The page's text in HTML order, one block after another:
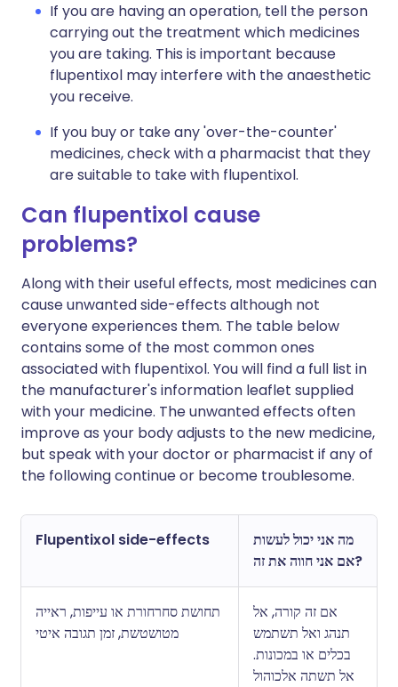
If you are having an operation, tell the person
carrying out the treatment which medicines
you are taking. This is important because
flupentixol may interfere with the anaesthetic
you receive.
If you buy or take any 'over-the-counter'
medicines, check with a pharmacist that they
are suitable to take with flupentixol.
Can flupentixol cause
problems?
Along with their useful effects, most medicines can
cause unwanted side-effects although not
everyone experiences them. The table below
contains some of the most common ones
associated with flupentixol. You will find a full list in
the manufacturer's information leaflet supplied
with your medicine. The unwanted effects often
improve as your body adjusts to the new medicine,
but speak with your doctor or pharmacist if any of
the following continue or become troublesome.
Flupentixol side-effects
מה אני יכול לעשות
אם אני חווה את זה?
תחושת סחרחורת או עייפות, ראייה
מטושטשת, זמן תגובה איטי
אם זה קורה, אל
תנהג ואל תשתמש
בכלים או במכונות.
אל תשתה אלכוהול